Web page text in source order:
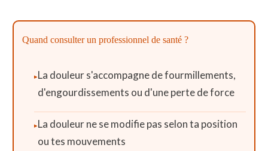
Quand consulter un professionnel de santé ?
La douleur s'accompagne de fourmillements,
d'engourdissements ou d'une perte de force
La douleur ne se modifie pas selon ta position
ou tes mouvements